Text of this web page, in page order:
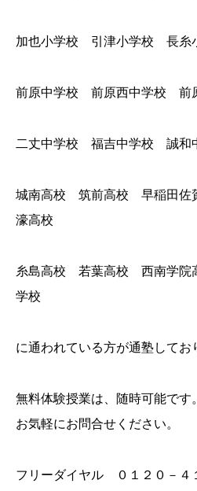
加也小学校 引津小学校 長糸
前原中学校 前原西中学校 前
二丈中学校 福吉中学校 誠和
城南高校 筑前高校 早稲田佐
濠高校
糸島高校 若葉高校 西南学院
学校
に通われている方が通塾してお
無料体験授業は、随時可能です。
お気軽にお問合せください。
フリーダイヤル ０１２０－４